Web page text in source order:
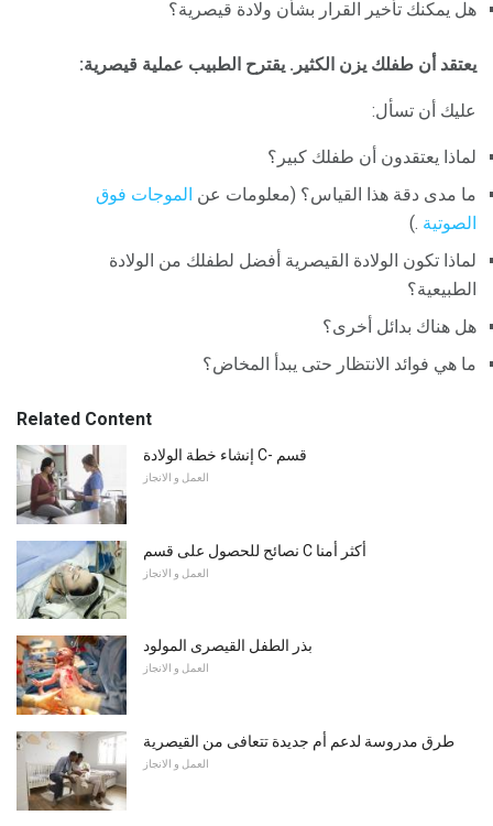
هل يمكنك تأخير القرار بشأن ولادة قيصرية؟
يعتقد أن طفلك يزن الكثير. يقترح الطبيب عملية قيصرية:
عليك أن تسأل:
لماذا يعتقدون أن طفلك كبير؟
ما مدى دقة هذا القياس؟ (معلومات عن الموجات فوق
الصوتية .)
لماذا تكون الولادة القيصرية أفضل لطفلك من الولادة
الطبيعية؟
هل هناك بدائل أخرى؟
ما هي فوائد الانتظار حتى يبدأ المخاض؟
Related Content
إنشاء خطة الولادة C- قسم
العمل و الانجاز
نصائح للحصول على قسم C أكثر أمنا
العمل و الانجاز
بذر الطفل القيصرى المولود
العمل و الانجاز
طرق مدروسة لدعم أم جديدة تتعافى من القيصرية
العمل و الانجاز